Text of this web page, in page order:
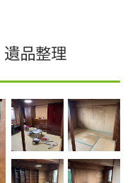
品整理